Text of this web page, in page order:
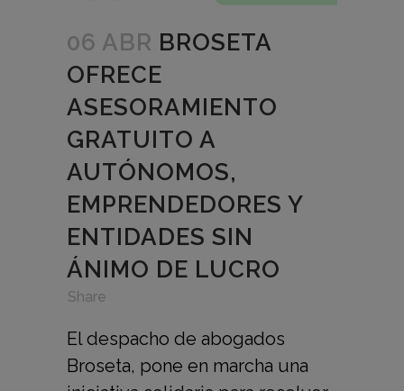
06 ABR BROSETA
OFRECE
ASESORAMIENTO
GRATUITO A
AUTÓNOMOS,
EMPRENDEDORES Y
ENTIDADES SIN
ÁNIMO DE LUCRO
Share
El despacho de abogados
Broseta, pone en marcha una